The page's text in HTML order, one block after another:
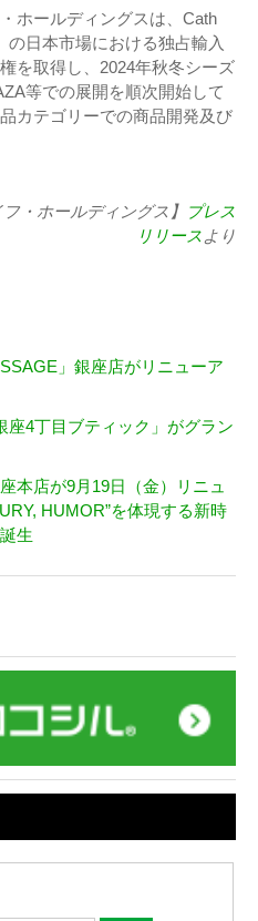
ホールディングスは、Cath
の日本市場における独占輸入
を取得し、2024年秋冬シーズ
等での展開を順次開始して
カテゴリーでの商品開発及び
・ホールディングス】 プレス
リリースより
」銀座店がリニューア
座4丁目ブティック」がグラン
本店が9月19日（金）リニュ
HUMOR”を体現する新時
生